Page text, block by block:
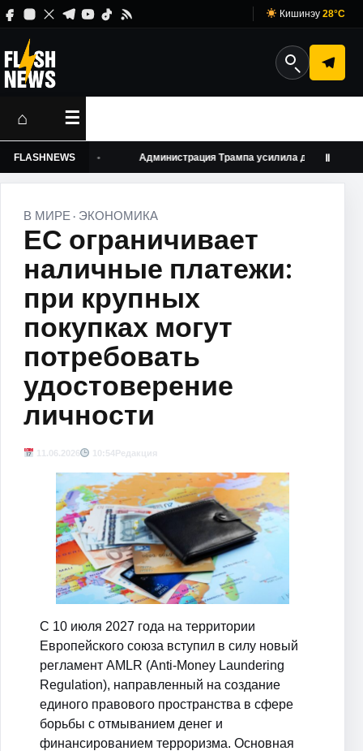
Кишинэу 28°C
⌂ ☰
FLASHNEWS
виз Администрация Трампа усилила давление наⅡ
В МИРЕ · ЭКОНОМИКА
ЕС ограничивает
наличные платежи:
при крупных
покупках могут
потребовать
удостоверение
личности
11.06.2026 10:54Редакция
С 10 июля 2027 года на территории
Европейского союза вступил в силу новый
регламент AMLR (Anti-Money Laundering
Regulation), направленный на создание
единого правового пространства в сфере
борьбы с отмыванием денег и
финансированием терроризма. Основная